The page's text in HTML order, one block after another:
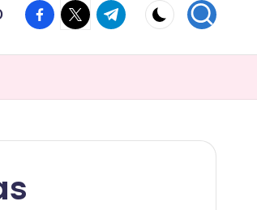
Facebook
Twitter
Canal
Telegram